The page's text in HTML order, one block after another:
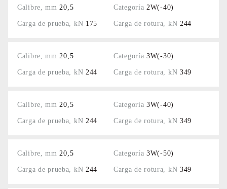
20,5 2W(-40)
175 244
20,5 3W(-30)
244 349
20,5 3W(-40)
244 349
20,5 3W(-50)
244 349